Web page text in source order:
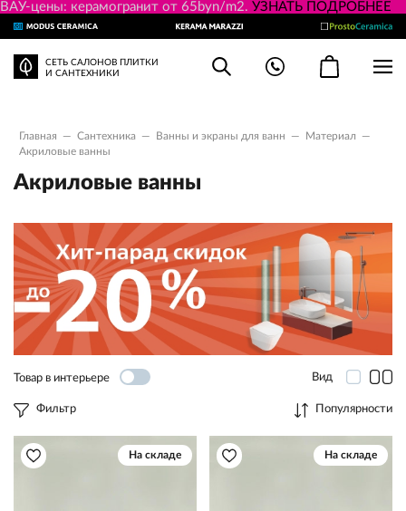
ВАУ-цены: керамогранит от 65byn/m2. УЗНАТЬ ПОДРОБНЕЕ
СЕТЬ САЛОНОВ ПЛИТКИ
И САНТЕХНИКИ
Главная — Сантехника — Ванны и экраны для ванн — Материал
—
Акриловые ванны
Акриловые ванны
Популярности
Товар в интерьере Вид
Фильтр
На складе На складе